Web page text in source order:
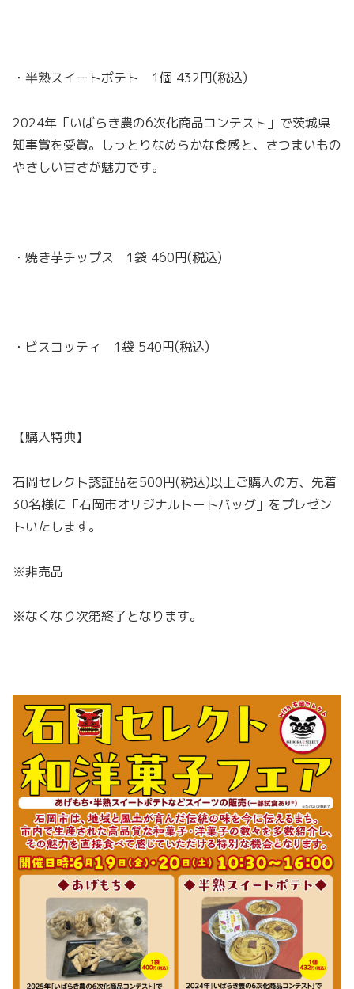
・半熟スイートポテト 1個 432円(税込)
2024年「いばらき農の6次化商品コンテスト」で茨城県
知事賞を受賞。しっとりなめらかな食感と、さつまいもの
やさしい甘さが魅力です。
・焼き芋チップス 1袋 460円(税込)
・ビスコッティ 1袋 540円(税込)
【購入特典】
石岡セレクト認証品を500円(税込)以上ご購入の方、先着
30名様に「石岡市オリジナルトートバッグ」をプレゼン
トいたします。
※非売品
※なくなり次第終了となります。